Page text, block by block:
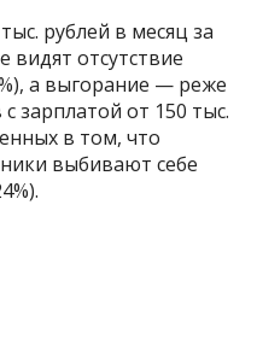
рублей в месяц за
отсутствие
а выгорание — реже
зарплатой от 150 тыс.
в том, что
выбивают себе